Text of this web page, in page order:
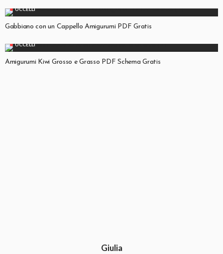
UCCELLI
Gabbiano con un Cappello Amigurumi PDF Gratis
UCCELLI
Amigurumi Kiwi Grosso e Grasso PDF Schema Gratis
Giulia